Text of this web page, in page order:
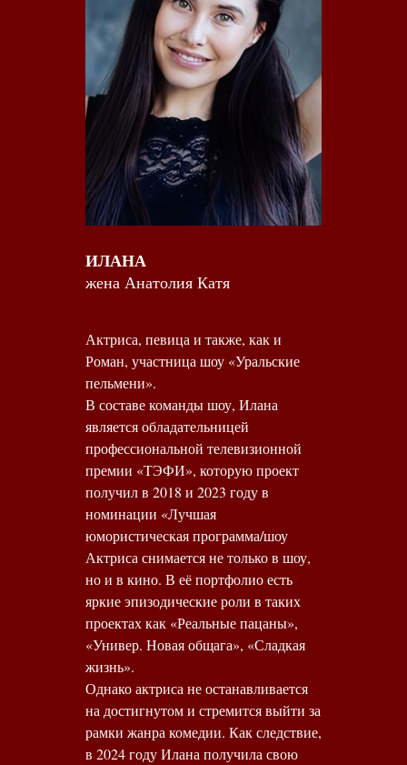
ИЛАНА
жена Анатолия Катя
Актриса, певица и также, как и
Роман, участница шоу «Уральские
пельмени».
В составе команды шоу, Илана
является обладательницей
профессиональной телевизионной
премии «ТЭФИ», которую проект
получил в 2018 и 2023 году в
номинации «Лучшая
юмористическая программа/шоу
Актриса снимается не только в шоу,
но и в кино. В её портфолио есть
яркие эпизодические роли в таких
проектах как «Реальные пацаны»,
«Универ. Новая общага», «Сладкая
жизнь».
Однако актриса не останавливается
на достигнутом и стремится выйти за
рамки жанра комедии. Как следствие,
в 2024 году Илана получила свою